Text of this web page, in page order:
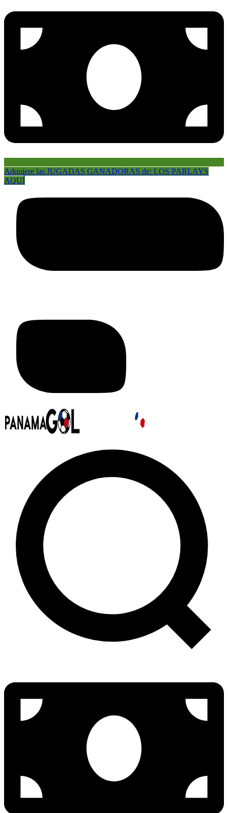
Adquiere las JUGADAS GANADORAS de: LOS PARLAYS
AQUÍ